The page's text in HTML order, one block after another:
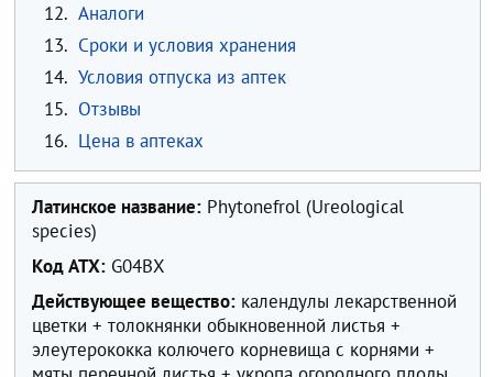
12. Аналоги
13. Сроки и условия хранения
14. Условия отпуска из аптек
15. Отзывы
16. Цена в аптеках
Латинское название: Phytonefrol (Ureological
species)
Код ATX: G04BX
Действующее вещество: календулы лекарственной
цветки + толокнянки обыкновенной листья +
элеутерококка колючего корневища с корнями +